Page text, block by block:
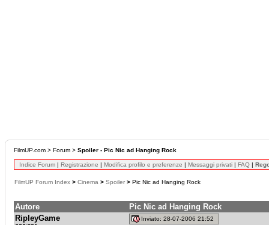
FilmUP.com > Forum > Spoiler - Pic Nic ad Hanging Rock
Indice Forum | Registrazione | Modifica profilo e preferenze | Messaggi privati | FAQ |
FilmUP Forum Index > Cinema > Spoiler > Pic Nic ad Hanging Rock
Autore
Pic Nic ad Hanging Rock
RipleyGame
Inviato: 28-07-2006 21:52